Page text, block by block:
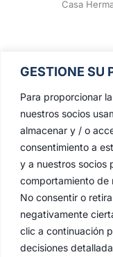
GESTIONE SU
Para proporcionar
nuestros socios
almacenar y / o
consentimiento a
y a nuestros socios
comportamiento de
No consentir o
negativamente
clic a continuación
decisiones
Casa